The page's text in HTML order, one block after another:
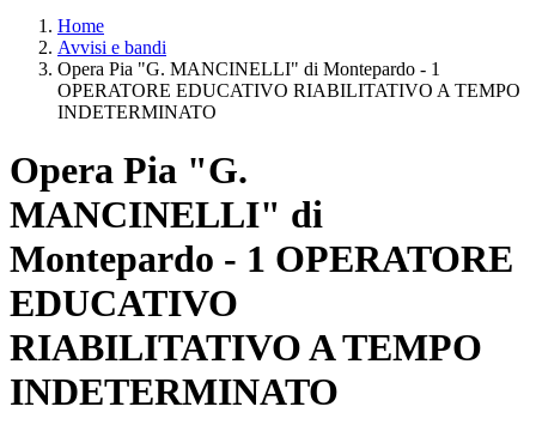
Home
Avvisi e bandi
Opera Pia "G. MANCINELLI" di Montepardo - 1
OPERATORE EDUCATIVO RIABILITATIVO A TEMPO
INDETERMINATO
Opera Pia "G.
MANCINELLI" di
Montepardo - 1 OPERATORE
EDUCATIVO
RIABILITATIVO A TEMPO
INDETERMINATO